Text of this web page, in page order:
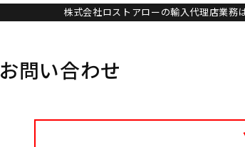
株式会社ロストアローの輸入代理店業
お問い合わせ